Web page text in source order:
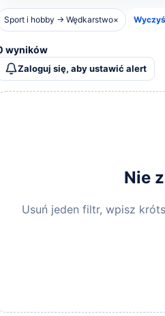
Sport i hobby → Wędkarstwo×
wyników
Zaloguj się, aby ustawić alert
Nie
Usuń jeden filtr, wpisz